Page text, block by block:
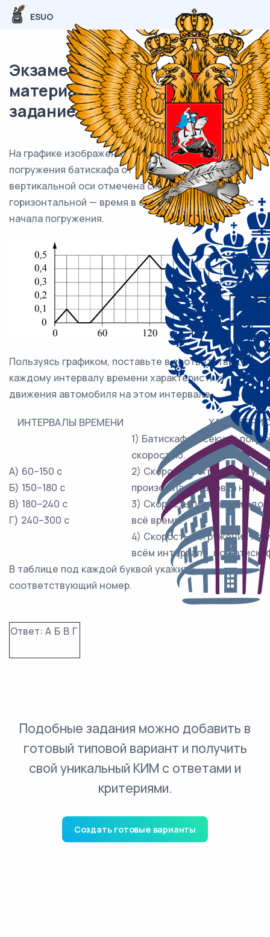
ESUO
Экзаменационный (типовой)
материал ЕГЭ / База / 07
задание (24) / 102
На графике изображена зависимость скорости
погружения батискафа от времени. На
вертикальной оси отмечена скорость в м/с, на
горизонтальной — время в секундах, прошедшее с
начала погружения.
Пользуясь графиком, поставьте в соответствие
каждому интервалу времени характеристику
движения автомобиля на этом интервале.
ИНТЕРВАЛЫ ВРЕМЕНИ
А) 60–150 c
Б) 150–180 c
В) 180–240 c
Г) 240–300 c
1) Батискаф 45 секунд
скоростью.
2) Скорость погружения
произошла остановка на
3) Скорость погружения
всё время.
4) Скорость погружения не
всём интервале, но
В таблице под каждой буквой укажите
соответствующий номер.
Ответ: А Б В Г
Подобные задания можно добавить в
готовый типовой вариант и получить
свой уникальный КИМ с ответами и
критериями.
Создать готовые варианты